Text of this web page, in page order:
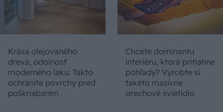
Krása olejovaného
dreva, odolnosť
moderného laku: Takto
ochránite povrchy pred
poškriabaním
Chcete dominantu
interiéru, ktorá pritiahne
pohľady? Vyrobte si
takéto masívne
orechové svietidlo